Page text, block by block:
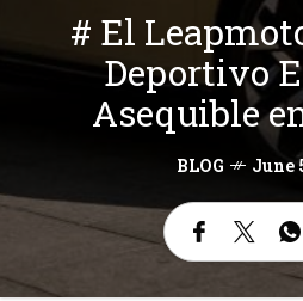
# El
Deportivo
Asequible
BLOG June